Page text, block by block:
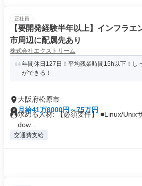
正社員
【要開発経験半年以上】インフラエ
市周辺に配属先あり
株式会社エクストリーム
年間休日127日！平均残業時間15h以下！し
ができる！
大阪府松原市
月給41万6000円～75万円
求める人材: 【必須要件】 ■Linux/Unix
dow...
交通費支給